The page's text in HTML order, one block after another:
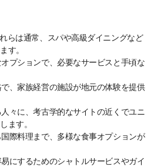
らは通常、スパや高級ダイニングなど
す。
プションで、必要なサービスと手頃な
、家族経営の施設が地元の体験を提供
々に、考古学的なサイトの近くでユニ
ます。
際料理まで、多様な食事オプションが
にするためのシャトルサービスやガイ